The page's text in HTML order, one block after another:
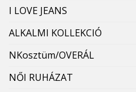
I LOVE JEANS
ALKALMI KOLLEKCIÓ
NKosztüm/OVERÁL
NŐI RUHÁZAT